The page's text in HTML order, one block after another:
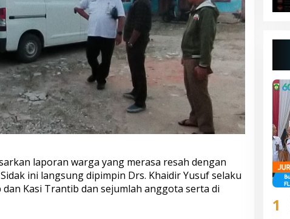
laporan warga yang merasa resah dengan
ini langsung dipimpin Drs. Khaidir Yusuf selaku
dan Kasi Trantib dan sejumlah anggota serta di
1